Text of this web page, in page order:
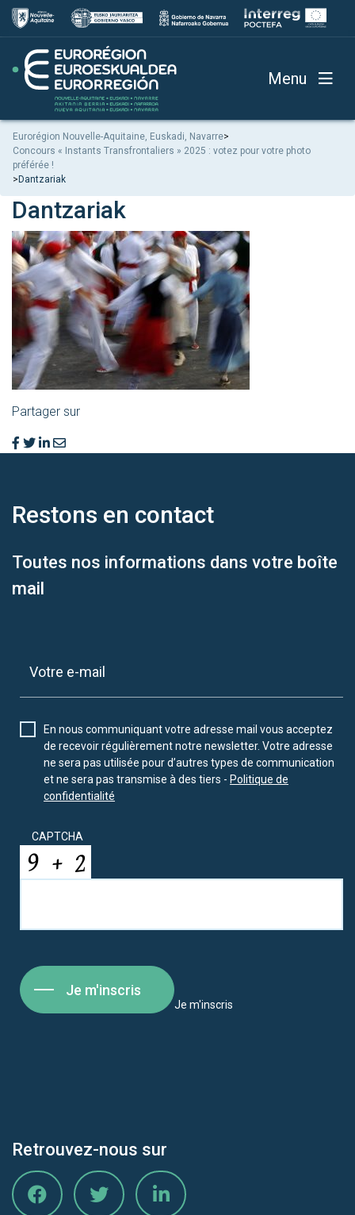
Menu
Eurorégion Nouvelle-Aquitaine, Euskadi, Navarre>
Concours « Instants Transfrontaliers » 2025 : votez pour votre photo
préférée !
> Dantzariak
Dantzariak
Partager sur
Restons en contact
Toutes nos informations dans votre boîte
mail
En nous communiquant votre adresse mail vous acceptez
de recevoir régulièrement notre newsletter. Votre adresse
ne sera pas utilisée pour d’autres types de communication
et ne sera pas transmise à des tiers - Politique de
confidentialité
CAPTCHA
Je m'inscris
Je m'inscris
Retrouvez-nous sur